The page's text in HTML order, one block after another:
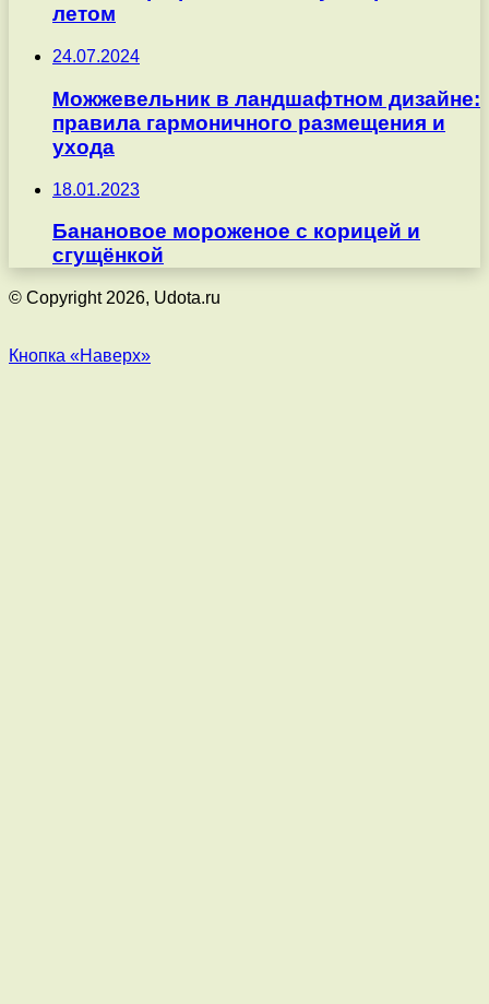
летом
24.07.2024
Можжевельник в ландшафтном дизайне:
правила гармоничного размещения и
ухода
18.01.2023
Банановое мороженое с корицей и
сгущёнкой
© Copyright 2026, Udota.ru
Кнопка «Наверх»